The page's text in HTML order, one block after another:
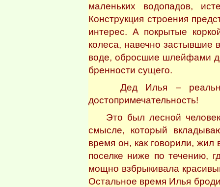
маленьких водопадов,
Конструкция строения
интерес. А покрытые
колеса, навечно застывшие
воде, обросшие шлейфами
бренности сущего.
Дед Илья – реальная
достопримечательность!
Это был лесной
смысле, который
время он, как говорили,
поселке ниже по течению,
мощно взбрыкивала
Остальное время Илья